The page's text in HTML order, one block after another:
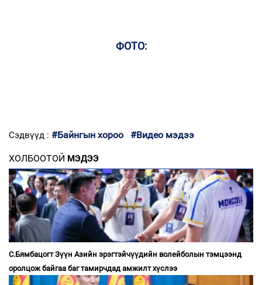
ФОТО:
Сэдвүүд : #Байнгын хороо #Видео мэдээ
ХОЛБООТОЙ МЭДЭЭ
С.Бямбацогт Зүүн Азийн эрэгтэйчүүдийн волейболын тэмцээнд
оролцож байгаа баг тамирчдад амжилт хүслээ